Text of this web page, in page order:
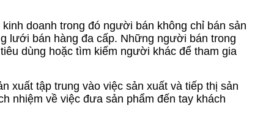
doanh trong đó người bán không chỉ bán sản
lưới bán hàng đa cấp. Những người bán trong
dùng hoặc tìm kiếm người khác để tham gia
xuất tập trung vào việc sản xuất và tiếp thị sản
nhiệm về việc đưa sản phẩm đến tay khách